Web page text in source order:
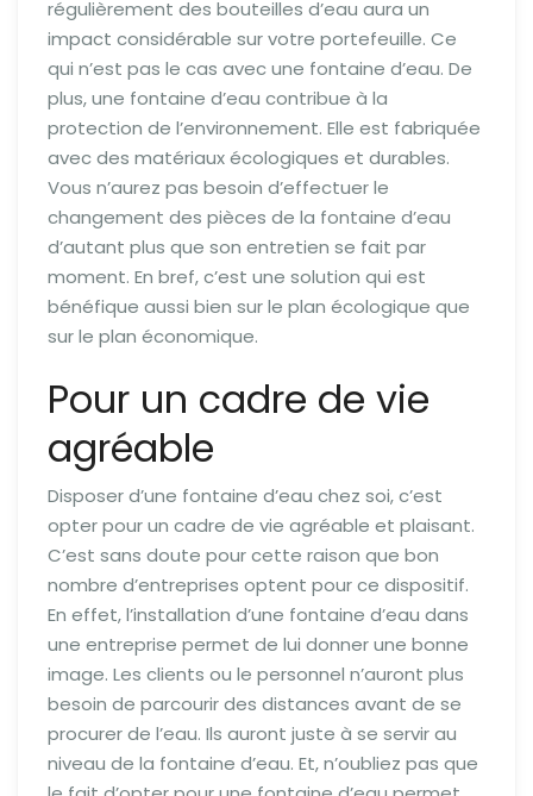
régulièrement des bouteilles d’eau aura un
impact considérable sur votre portefeuille. Ce
qui n’est pas le cas avec une fontaine d’eau. De
plus, une fontaine d’eau contribue à la
protection de l’environnement. Elle est fabriquée
avec des matériaux écologiques et durables.
Vous n’aurez pas besoin d’effectuer le
changement des pièces de la fontaine d’eau
d’autant plus que son entretien se fait par
moment. En bref, c’est une solution qui est
bénéfique aussi bien sur le plan écologique que
sur le plan économique.
Pour un cadre de vie
agréable
Disposer d’une fontaine d’eau chez soi, c’est
opter pour un cadre de vie agréable et plaisant.
C’est sans doute pour cette raison que bon
nombre d’entreprises optent pour ce dispositif.
En effet, l’installation d’une fontaine d’eau dans
une entreprise permet de lui donner une bonne
image. Les clients ou le personnel n’auront plus
besoin de parcourir des distances avant de se
procurer de l’eau. Ils auront juste à se servir au
niveau de la fontaine d’eau. Et, n’oubliez pas que